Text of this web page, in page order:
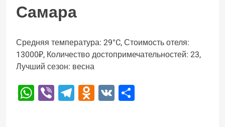
Самара
Средняя температура: 29°C, Стоимость отеля:
13000₽, Количество достопримечательностей: 23,
Лучший сезон: весна
WhatsApp
ViberTelegram
Odnoklassniki
VK